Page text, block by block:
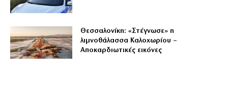
Θεσσαλονίκη: «Στέγνωσε» η
λιμνοθάλασσα Καλοχωρίου –
Αποκαρδιωτικές εικόνες